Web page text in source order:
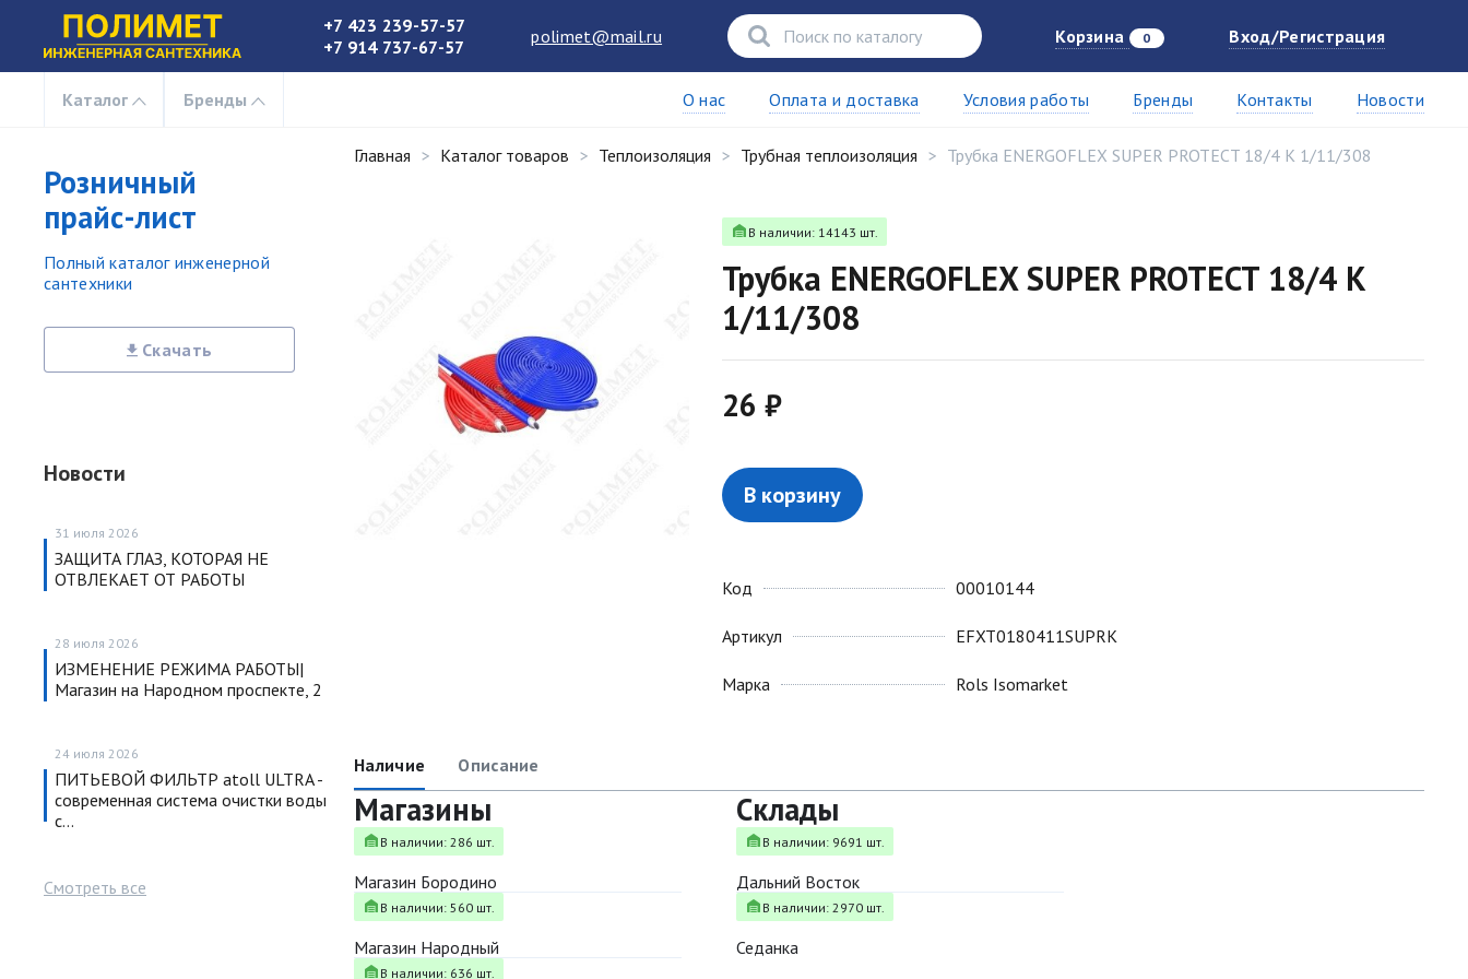
+7 423 239-57-57
+7 914 737-67-57
polimet@mail.ru Корзина 0 Вход/Регистрация
Каталог Бренды О нас Оплата и доставка Условия работы Бренды Контакты Новости
Розничный
прайс-лист
Полный каталог инженерной
сантехники
Скачать
Новости
31 июля 2026
ЗАЩИТА ГЛАЗ, КОТОРАЯ НЕ
ОТВЛЕКАЕТ ОТ РАБОТЫ
28 июля 2026
ИЗМЕНЕНИЕ РЕЖИМА РАБОТЫ|
Магазин на Народном проспекте, 2
24 июля 2026
ПИТЬЕВОЙ ФИЛЬТР atoll ULTRA -
современная система очистки воды
с…
Смотреть все
Главная Каталог товаров Теплоизоляция Трубная теплоизоляция Трубка ENERGOFLEX SUPER PROTECT 18/4 K 1/11/308
В наличии: 14143 шт.
Трубка ENERGOFLEX SUPER PROTECT 18/4 K
1/11/308
26 ₽
В корзину
Код
Артикул
Марка
00010144
EFXT0180411SUPRK
Rols Isomarket
Наличие Описание
Магазины
В наличии: 286 шт.
Магазин Бородино
В наличии: 560 шт.
Магазин Народный
В наличии: 636 шт.
Склады
В наличии: 9691 шт.
Дальний Восток
В наличии: 2970 шт.
Седанка